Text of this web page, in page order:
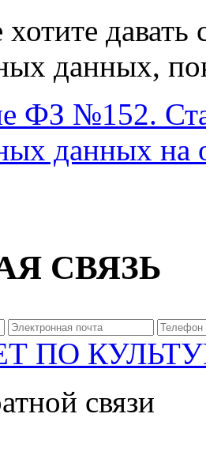
давать
данных,
ФЗ №152.
данных на
СВЯЗЬ
ПО
связи